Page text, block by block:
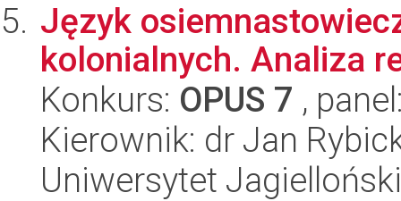
Język
kolonialnych. Analiza
Konkurs: OPUS 7 ,
Kierownik: dr Jan
Uniwersytet